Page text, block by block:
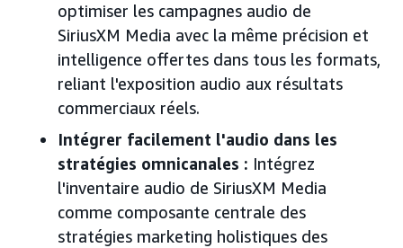
optimiser les campagnes audio de
SiriusXM Media avec la même précision et
intelligence offertes dans tous les formats,
reliant l'exposition audio aux résultats
commerciaux réels.
Intégrer facilement l'audio dans les
stratégies omnicanales : Intégrez
l'inventaire audio de SiriusXM Media
comme composante centrale des
stratégies marketing holistiques des